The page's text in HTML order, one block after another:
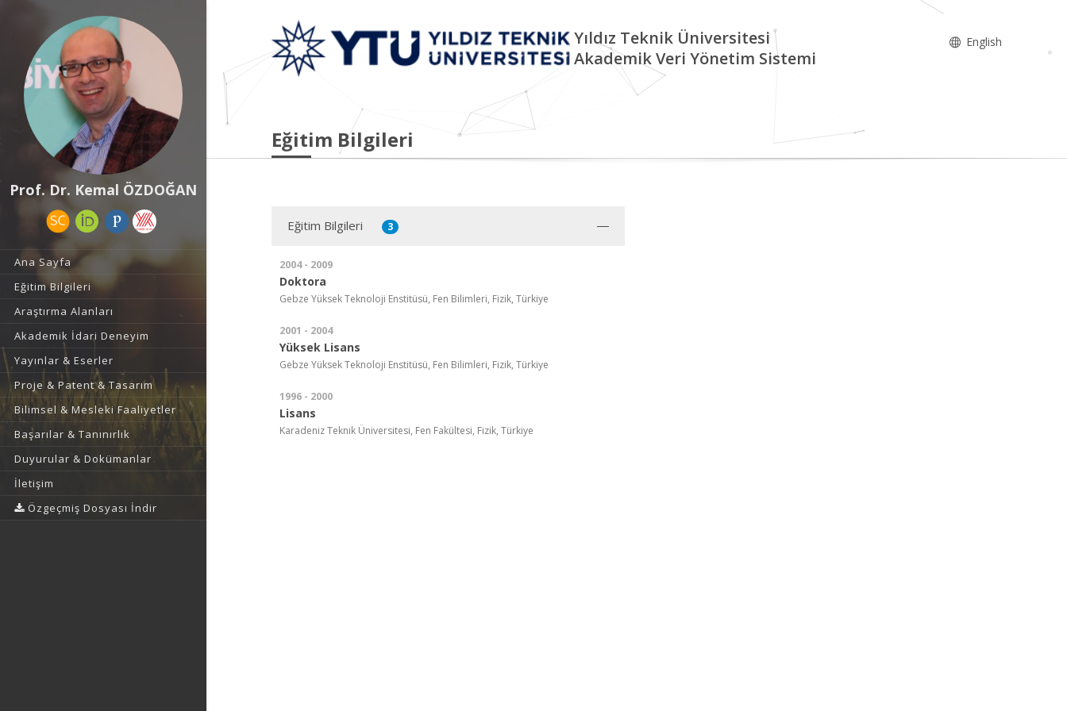
Prof. Dr. Kemal ÖZDOĞAN
Ana Sayfa
Eğitim Bilgileri
Araştırma Alanları
Akademik İdari Deneyim
Yayınlar & Eserler
Proje & Patent & Tasarım
Bilimsel & Mesleki Faaliyetler
Başarılar & Tanınırlık
Duyurular & Dokümanlar
İletişim
Özgeçmiş Dosyası İndir
Yıldız Teknik Üniversitesi
Akademik Veri Yönetim Sistemi
English
Eğitim Bilgileri
Eğitim Bilgileri 3
2004 - 2009
Doktora
Gebze Yüksek Teknoloji Enstitüsü, Fen Bilimleri, Fizik, Türkiye
2001 - 2004
Yüksek Lisans
Gebze Yüksek Teknoloji Enstitüsü, Fen Bilimleri, Fizik, Türkiye
1996 - 2000
Lisans
Karadeniz Teknik Üniversitesi, Fen Fakültesi, Fizik, Türkiye